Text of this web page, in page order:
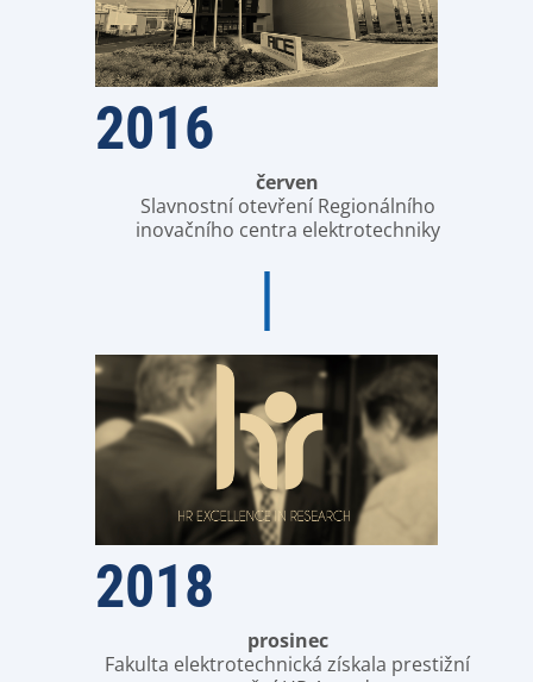
2016
červen
Slavnostní otevření Regionálního
inovačního centra elektrotechniky
2018
prosinec
Fakulta elektrotechnická získala prestižní